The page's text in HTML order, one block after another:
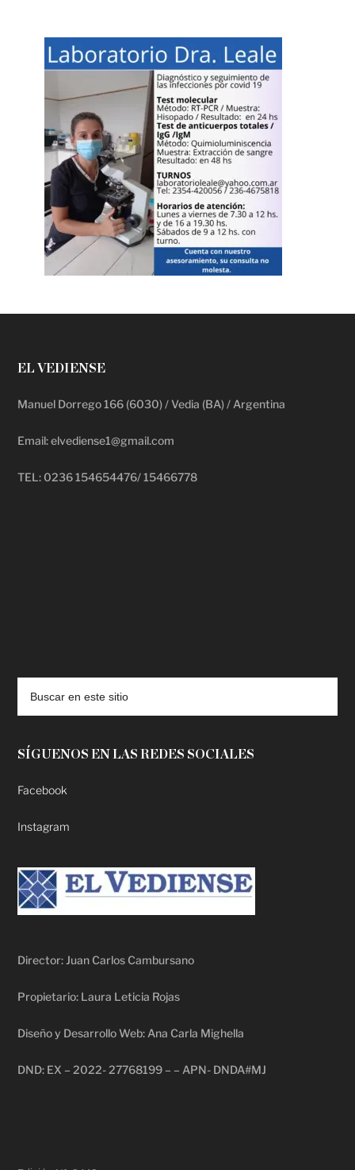
EL VEDIENSE
Manuel Dorrego 166 (6030) / Vedia (BA) / Argentina
Email: elvediense1@gmail.com
TEL: 0236 154654476/ 15466778
SÍGUENOS EN LAS REDES SOCIALES
Facebook
Instagram
Director: Juan Carlos Cambursano
Propietario: Laura Leticia Rojas
Diseño y Desarrollo Web: Ana Carla Mighella
DND: EX – 2022- 27768199 – – APN- DNDA#MJ